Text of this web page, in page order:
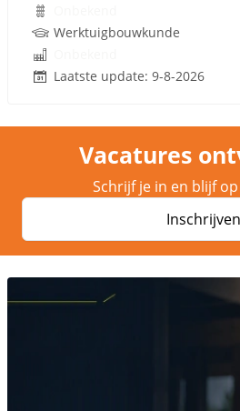
Werktuigbouwkunde
Laatste update: 9-8-2026
Vacatures
Schrijf je in en blijf
Inschrijven